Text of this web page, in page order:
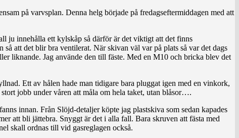
på varvsplan. Denna helg började på fredagseftermiddagen med att
ju innehålla ett kylskåp så därför är det viktigt att det finns
att det blir bra ventilerat. När skivan väl var på plats så var det dags
liknande. Jag använde den till fäste. Med en M10 och bricka blev det
Ett av hålen hade man tidigare bara pluggat igen med en vinkork,
jobb under våren att måla om hela taket, utan blåsor….
innan. Från Slöjd-detaljer köpte jag plastskiva som sedan kapades
att bli jättebra. Snyggt är det i alla fall. Bara skruven att fästa med
skall ordnas till vid gasreglagen också.